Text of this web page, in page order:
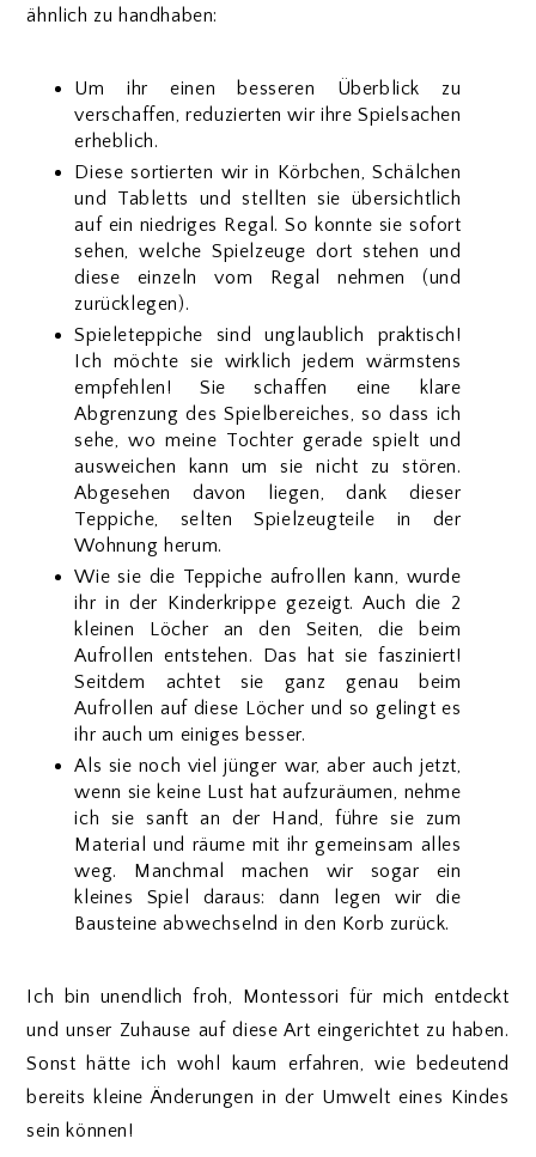
ähnlich zu handhaben:
Um ihr einen besseren Überblick zu
verschaffen, reduzierten wir ihre Spielsachen
erheblich.
Diese sortierten wir in Körbchen, Schälchen
und Tabletts und stellten sie übersichtlich
auf ein niedriges Regal. So konnte sie sofort
sehen, welche Spielzeuge dort stehen und
diese einzeln vom Regal nehmen (und
zurücklegen).
Spieleteppiche sind unglaublich praktisch!
Ich möchte sie wirklich jedem wärmstens
empfehlen! Sie schaffen eine klare
Abgrenzung des Spielbereiches, so dass ich
sehe, wo meine Tochter gerade spielt und
ausweichen kann um sie nicht zu stören.
Abgesehen davon liegen, dank dieser
Teppiche, selten Spielzeugteile in der
Wohnung herum.
Wie sie die Teppiche aufrollen kann, wurde
ihr in der Kinderkrippe gezeigt. Auch die 2
kleinen Löcher an den Seiten, die beim
Aufrollen entstehen. Das hat sie fasziniert!
Seitdem achtet sie ganz genau beim
Aufrollen auf diese Löcher und so gelingt es
ihr auch um einiges besser.
Als sie noch viel jünger war, aber auch jetzt,
wenn sie keine Lust hat aufzuräumen, nehme
ich sie sanft an der Hand, führe sie zum
Material und räume mit ihr gemeinsam alles
weg. Manchmal machen wir sogar ein
kleines Spiel daraus: dann legen wir die
Bausteine abwechselnd in den Korb zurück.
Ich bin unendlich froh, Montessori für mich entdeckt
und unser Zuhause auf diese Art eingerichtet zu haben.
Sonst hätte ich wohl kaum erfahren, wie bedeutend
bereits kleine Änderungen in der Umwelt eines Kindes
sein können!